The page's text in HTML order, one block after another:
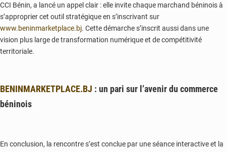
CCI Bénin, a lancé un appel clair : elle invite chaque marchand béninois à
s’approprier cet outil stratégique en s’inscrivant sur
www.beninmarketplace.bj. Cette démarche s’inscrit aussi dans une
vision plus large de transformation numérique et de compétitivité
territoriale.
BENINMARKETPLACE.BJ : un pari sur l’avenir du commerce
béninois
En conclusion, la rencontre s’est conclue par une séance interactive et la